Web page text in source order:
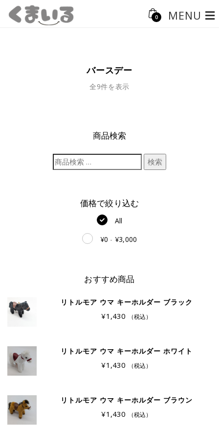
MENU
0
バースデー
全9件を表示
商品検索
検索
価格で絞り込む
All
¥0 - ¥3,000
おすすめ商品
リトルモア ウマ キーホルダー ブラック
¥1,430 （税込）
リトルモア ウマ キーホルダー ホワイト
¥1,430 （税込）
リトルモア ウマ キーホルダー ブラウン
¥1,430 （税込）